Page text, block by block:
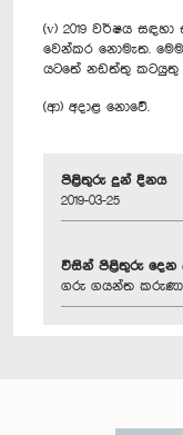
(v) 2019 වර්ෂය
වෙන්කර නොමැත.
යටතේ නඩත්තු කටයුතු
(ආ) අදාළ නොවේ.
පිළිතුරු දුන් දිනය
2019-03-25
විසින් පිළිතුරු දෙන
ගරු ගයන්ත